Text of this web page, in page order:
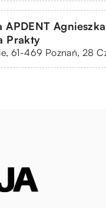
APDENT
Prakty
61-469 Poznań, 28